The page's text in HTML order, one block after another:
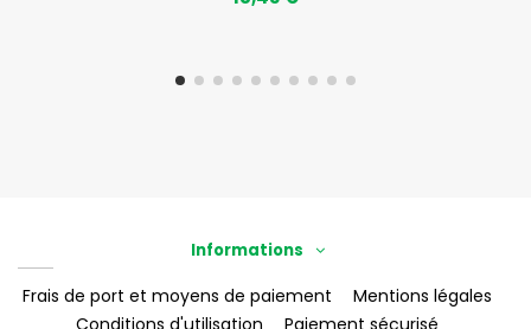
Informations
Frais de port et moyens de paiement
Mentions légales